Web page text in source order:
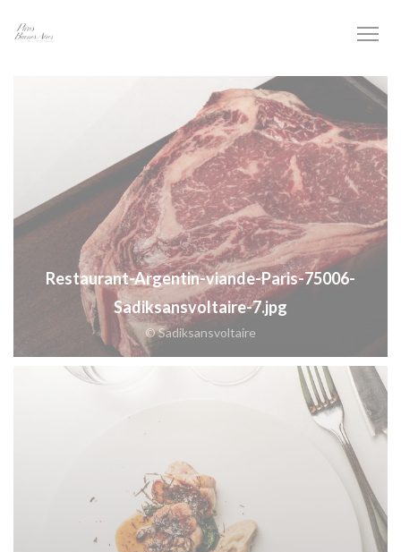
Restaurant-Argentin-viande-Paris-75006-
Sadiksansvoltaire-7.jpg
© Sadiksansvoltaire